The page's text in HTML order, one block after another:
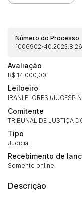
Número do Processo
1006902-
Avaliação
R$ 14.000,00
Leiloeiro
IRANI FLORES (JUCESP
Comitente
TRIBUNAL DE JUSTIÇA
Tipo
Judicial
Recebimento de
Somente online
Descrição
(Art. 895, CPC)
Histórico
Data
Clique aqui para
Habilite-se para
propostas